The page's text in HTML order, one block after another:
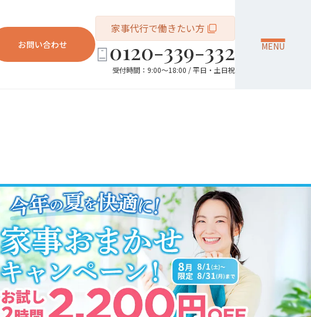
お問い合わせ
家事代行で働きたい方
0120-339-332
受付時間：9:00～18:00 / 平日・土日祝
MENU